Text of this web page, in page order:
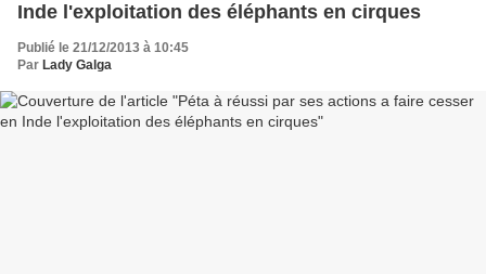
Inde l'exploitation des éléphants en cirques
Publié le 21/12/2013 à 10:45
Par Lady Galga